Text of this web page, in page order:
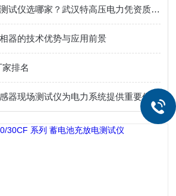
高压开关动特性测试仪选哪家？武汉特高压电力凭资质 + 实力圈粉
器的技术优势与应用前景
排名
器现场测试仪为电力系统提供重要保障